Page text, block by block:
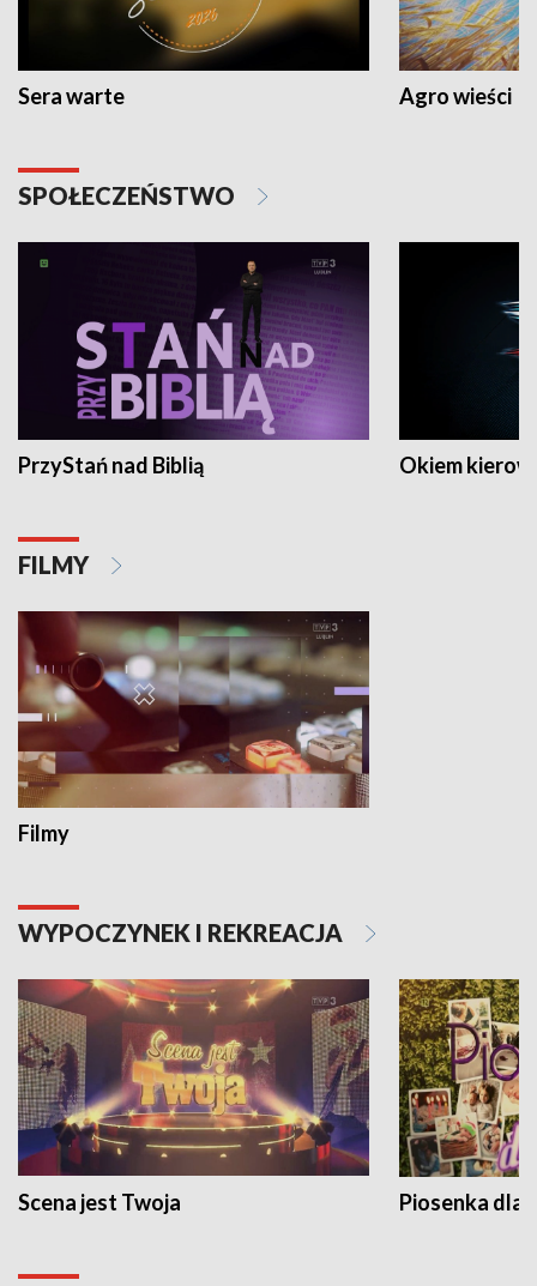
Sera warte Agro wieści
SPOŁECZEŃSTWO
PrzyStań nad Biblią Okiem
FILMY
Filmy
WYPOCZYNEK I REKREACJA
Scena jest Twoja Piosenka dla